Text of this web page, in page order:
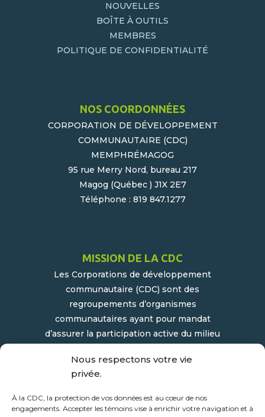
Nous respectons votre vie
privée.
À la CDC, la protection de vos données est au cœur de nos
engagements. Accepter les témoins vise à enrichir votre navigation et à
NOUVELLES
BOÎTE À OUTILS
MEMBRES
POLITIQUE DE CONFIDENTIALITÉ
NOS COORDONNÉES
CORPORATION DE DÉVELOPPEMENT
COMMUNAUTAIRE (CDC)
MEMPHRÉMAGOG
95 rue Merry Nord, bureau 217
Magog (Québec ) J1X 2E7
Téléphone : 819 847.1277
MISSION DE LA CDC
Les Corporations de développement
communautaire (CDC) sont des
regroupements d’organismes
communautaires ayant pour mandat
d’assurer la participation active du milieu
développement socioéconomique de leur